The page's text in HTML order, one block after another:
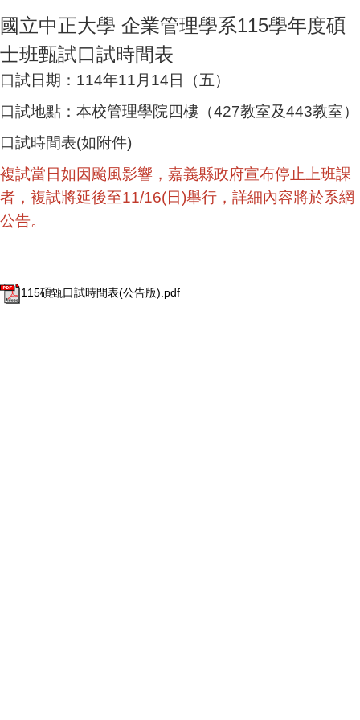
國立中正大學 企業管理學系115學年度碩
士班甄試口試時間表
口試日期：114年11月14日（五）
口試地點：本校管理學院四樓（427教室及443教室）
口試時間表(如附件)
複試當日如因颱風影響，嘉義縣政府宣布停止上班課
者，複試將延後至11/16(日)舉行，詳細內容將於系網
公告。
115碩甄口試時間表(公告版).pdf